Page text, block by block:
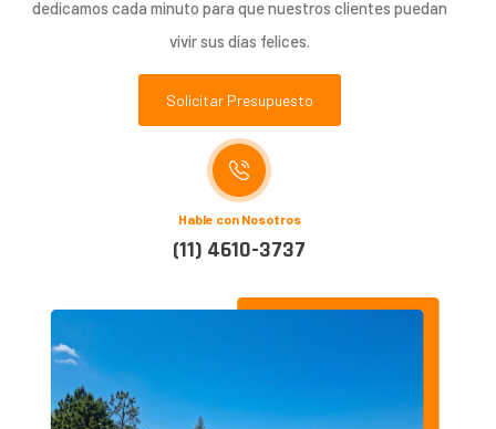
dedicamos cada minuto para que nuestros clientes puedan
vivir sus días felices.
Solicitar Presupuesto
Hable con Nosotros
(11) 4610-3737